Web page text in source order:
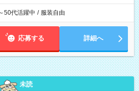
50代活躍中 / 服装自由
応募する 詳細へ
未読